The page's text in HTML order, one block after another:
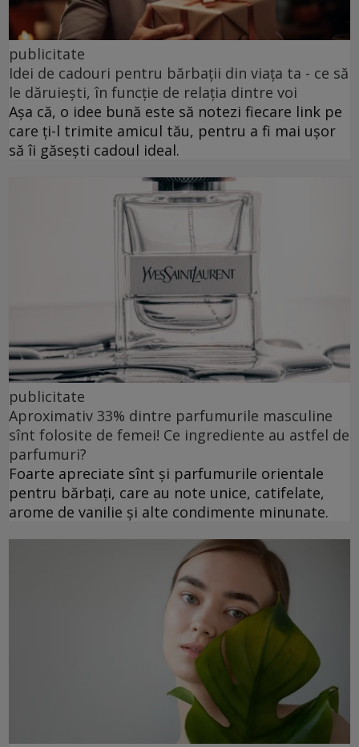
publicitate
Idei de cadouri pentru bărbații din viața ta - ce să
le dăruiești, în funcție de relația dintre voi
Așa că, o idee bună este să notezi fiecare link pe
care ți-l trimite amicul tău, pentru a fi mai ușor
să îi găsești cadoul ideal.
publicitate
Aproximativ 33% dintre parfumurile masculine
sînt folosite de femei! Ce ingrediente au astfel de
parfumuri?
Foarte apreciate sînt și parfumurile orientale
pentru bărbați, care au note unice, catifelate,
arome de vanilie și alte condimente minunate.